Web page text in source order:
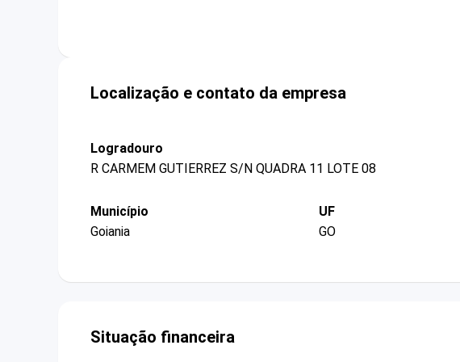
Localização e contato da empresa
Logradouro
R CARMEM GUTIERREZ S/N QUADRA 11 LOTE 08
Município
Goiania
UF
GO
Situação financeira